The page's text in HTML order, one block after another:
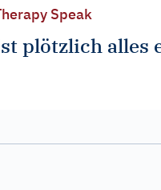
Speak
plötzlich alles